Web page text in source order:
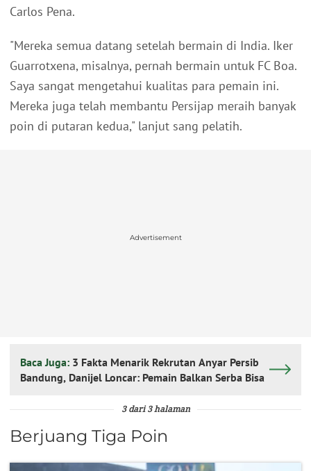
Carlos Pena.
"Mereka semua datang setelah bermain di India. Iker
Guarrotxena, misalnya, pernah bermain untuk FC Boa.
Saya sangat mengetahui kualitas para pemain ini.
Mereka juga telah membantu Persijap meraih banyak
poin di putaran kedua," lanjut sang pelatih.
Advertisement
Baca Juga: 3 Fakta Menarik Rekrutan Anyar Persib
Bandung, Danijel Loncar: Pemain Balkan Serba Bisa
3 dari 3 halaman
Berjuang Tiga Poin